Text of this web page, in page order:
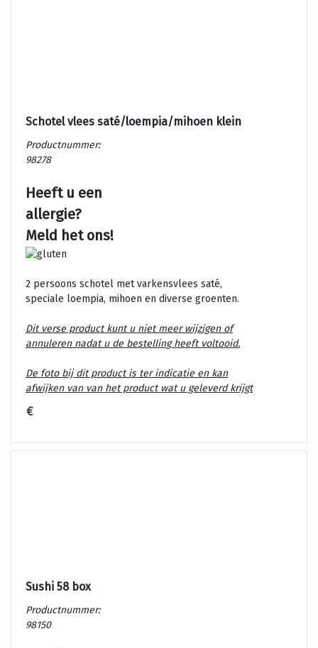
Schotel vlees saté/loempia/mihoen klein
Productnummer:
98278
Heeft u een
allergie?
Meld het ons!
2 persoons schotel met varkensvlees saté,
speciale loempia, mihoen en diverse groenten.
Dit verse product kunt u niet meer wijzigen of
annuleren nadat u de bestelling heeft voltooid.
De foto bij dit product is ter indicatie en kan
afwijken van van het product wat u geleverd krijgt
€
Sushi 58 box
Productnummer:
98150